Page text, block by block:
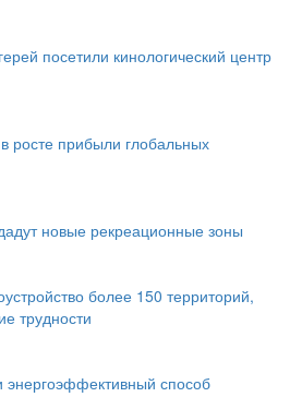
посетили кинологический центр
росте прибыли глобальных
новые рекреационные зоны
более 150 территорий,
трудности
способ